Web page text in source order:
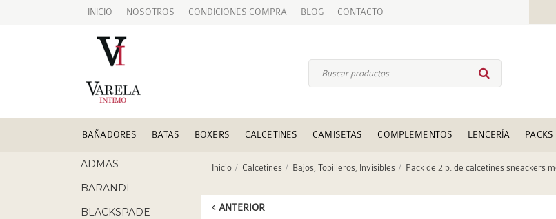
INICIO NOSOTROS CONDICIONES COMPRA BLOG CONTACTO
BAÑADORES BATAS BOXERS CALCETINES CAMISETAS COMPLEMENTOS LENCERÍA PACKS
ADMAS
BARANDI
BLACKSPADE
Inicio Calcetines Bajos, Tobilleros, Invisibles Pack de 2 p. de calcetines sneackers
ANTERIOR